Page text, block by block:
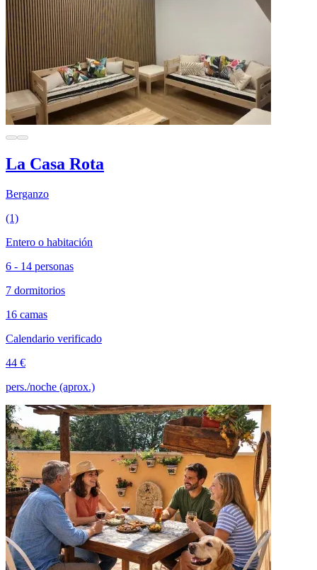
La Casa Rota
Berganzo
(1)
Entero o habitación
6 - 14 personas
7 dormitorios
16 camas
Calendario verificado
44 €
pers./noche (aprox.)